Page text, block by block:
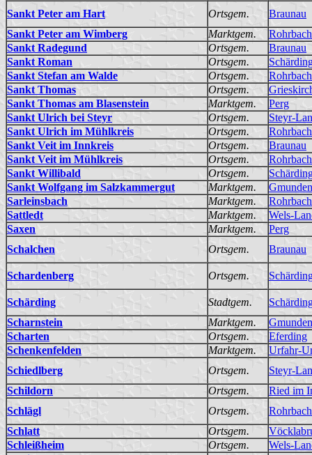
Sankt Peter am Hart
Ortsgem.
Braunau
Sankt Peter am Wimberg
Marktgem.
Rohrbach
Sankt Radegund
Ortsgem.
Braunau
Sankt Roman
Ortsgem.
Sankt Stefan am Walde
Ortsgem.
Rohrbach
Sankt Thomas
Ortsgem.
Sankt Thomas am Blasenstein
Marktgem.
Perg
Sankt Ulrich bei Steyr
Ortsgem.
Steyr-
Sankt Ulrich im Mühlkreis
Ortsgem.
Rohrbach
Sankt Veit im Innkreis
Ortsgem.
Braunau
Sankt Veit im Mühlkreis
Ortsgem.
Rohrbach
Sankt Willibald
Ortsgem.
Sankt Wolfgang im Salzkammergut
Marktgem.
Gmunden
Sarleinsbach
Marktgem.
Rohrbach
Sattledt
Marktgem.
Wels-
Saxen
Marktgem.
Perg
Schalchen
Ortsgem. Braunau
Schardenberg Ortsgem.
Schärding Stadtgem.
Scharnstein
Marktgem.
Gmunden
Scharten
Ortsgem.
Eferding
Schenkenfelden
Marktgem.
Urfahr-
Schiedlberg
Ortsgem.
Steyr-
Schildorn
Ortsgem.
Ried im
Schlägl
Ortsgem.
Rohrbach
Schlatt
Ortsgem.
Schleißheim
Ortsgem.
Wels-